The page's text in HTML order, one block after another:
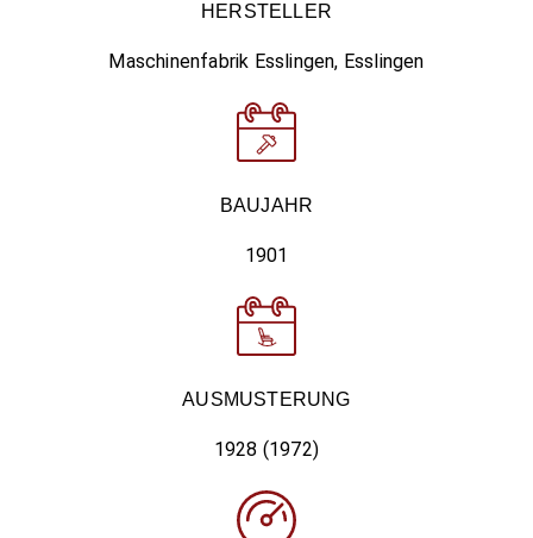
HERSTELLER
Maschinenfabrik Esslingen, Esslingen
BAUJAHR
1901
AUSMUSTERUNG
1928 (1972)